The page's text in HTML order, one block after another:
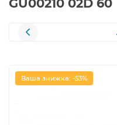
GU00210 02D 60
Ваша знижка: -53%